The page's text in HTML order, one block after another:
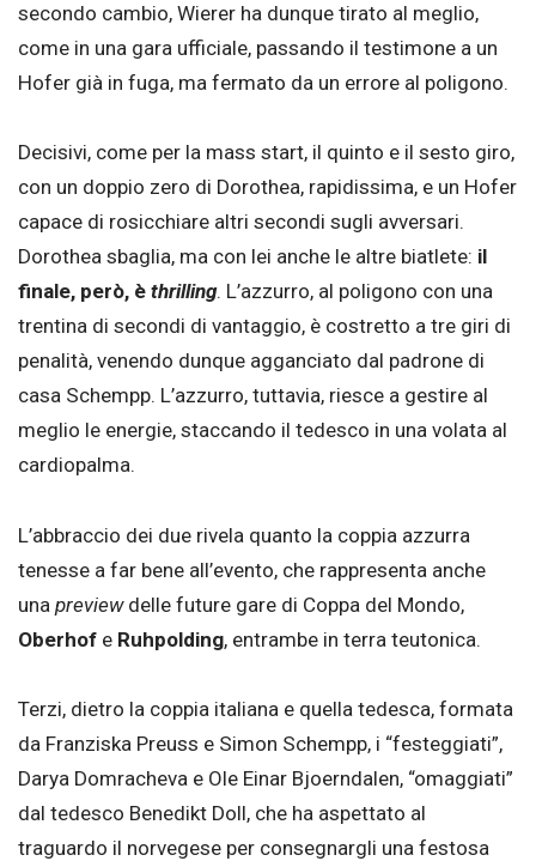
secondo cambio, Wierer ha dunque tirato al meglio,
come in una gara ufficiale, passando il testimone a un
Hofer già in fuga, ma fermato da un errore al poligono.
Decisivi, come per la mass start, il quinto e il sesto giro,
con un doppio zero di Dorothea, rapidissima, e un Hofer
capace di rosicchiare altri secondi sugli avversari.
Dorothea sbaglia, ma con lei anche le altre biatlete: il
finale, però, è thrilling. L’azzurro, al poligono con una
trentina di secondi di vantaggio, è costretto a tre giri di
penalità, venendo dunque agganciato dal padrone di
casa Schempp. L’azzurro, tuttavia, riesce a gestire al
meglio le energie, staccando il tedesco in una volata al
cardiopalma.
L’abbraccio dei due rivela quanto la coppia azzurra
tenesse a far bene all’evento, che rappresenta anche
una previewdelle future gare di Coppa del Mondo,
Oberhof e Ruhpolding, entrambe in terra teutonica.
Terzi, dietro la coppia italiana e quella tedesca, formata
da Franziska Preuss e Simon Schempp, i “festeggiati”,
Darya Domracheva e Ole Einar Bjoerndalen, “omaggiati”
dal tedesco Benedikt Doll, che ha aspettato al
traguardo il norvegese per consegnargli una festosa